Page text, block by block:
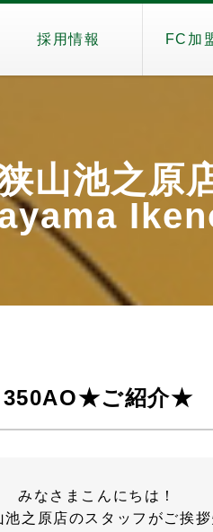
採用情報 FC加
山池之原
350AO★ご紹介★
みなさまこんにちは！
池之原店のスタッフがご挨